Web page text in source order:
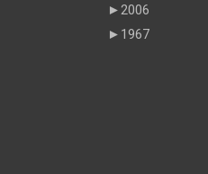
►2006
► 1967